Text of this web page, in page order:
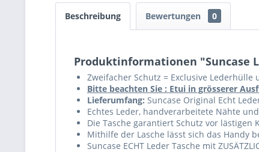
Beschreibung Bewertungen 0
Produktinformationen "Suncase
Zweifacher Schutz = Exclusive Lederhülle
Bitte beachten Sie : Etui in grösserer
Lieferumfang: Suncase Original Echt
Echtes Leder, handverarbeitete Nähte
Die Tasche garantiert Schutz vor
Mithilfe der Lasche lässt sich das Handy
Suncase ECHT Leder Tasche mit